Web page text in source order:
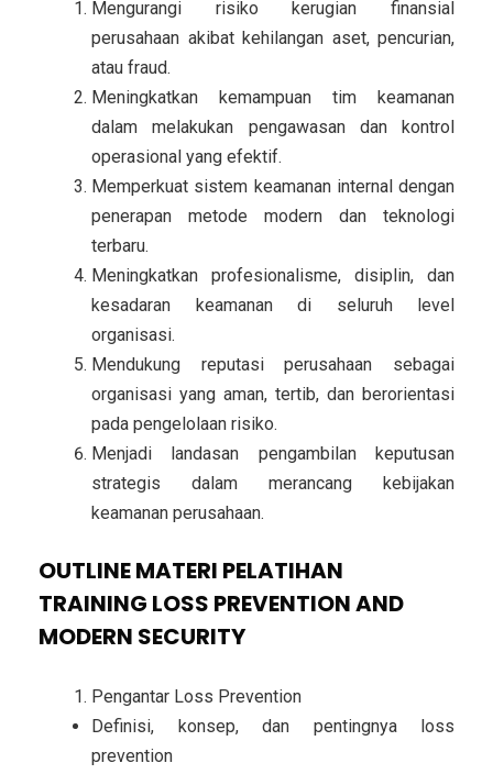
Mengurangi risiko kerugian finansial
perusahaan akibat kehilangan aset, pencurian,
atau fraud.
Meningkatkan kemampuan tim keamanan
dalam melakukan pengawasan dan kontrol
operasional yang efektif.
Memperkuat sistem keamanan internal dengan
penerapan metode modern dan teknologi
terbaru.
Meningkatkan profesionalisme, disiplin, dan
kesadaran keamanan di seluruh level
organisasi.
Mendukung reputasi perusahaan sebagai
organisasi yang aman, tertib, dan berorientasi
pada pengelolaan risiko.
Menjadi landasan pengambilan keputusan
strategis dalam merancang kebijakan
keamanan perusahaan.
OUTLINE MATERI PELATIHAN
TRAINING LOSS PREVENTION AND
MODERN SECURITY
Pengantar Loss Prevention
Definisi, konsep, dan pentingnya loss
prevention